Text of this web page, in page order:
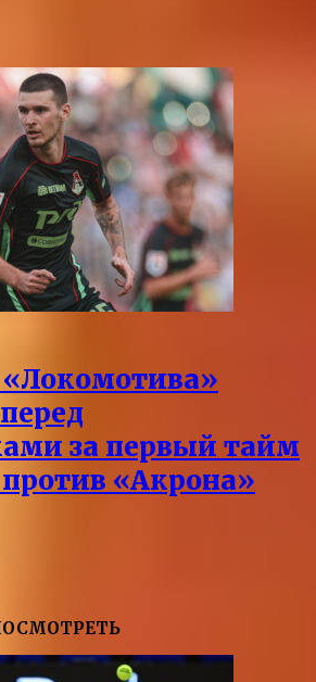
за первый тайм
«Акрона»